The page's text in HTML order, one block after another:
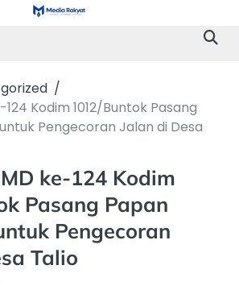
Kodim 1012/Buntok Pasang
Pengecoran Jalan di Desa
ke-124 Kodim
Pasang Papan
Pengecoran
Talio